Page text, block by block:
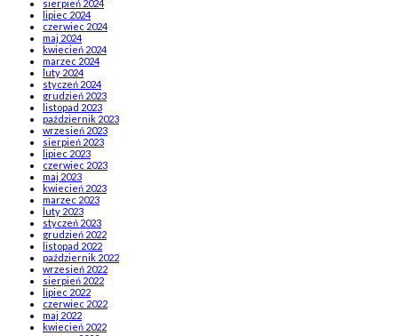
sierpień 2024
lipiec 2024
czerwiec 2024
maj 2024
kwiecień 2024
marzec 2024
luty 2024
styczeń 2024
grudzień 2023
listopad 2023
październik 2023
wrzesień 2023
sierpień 2023
lipiec 2023
czerwiec 2023
maj 2023
kwiecień 2023
marzec 2023
luty 2023
styczeń 2023
grudzień 2022
listopad 2022
październik 2022
wrzesień 2022
sierpień 2022
lipiec 2022
czerwiec 2022
maj 2022
kwiecień 2022